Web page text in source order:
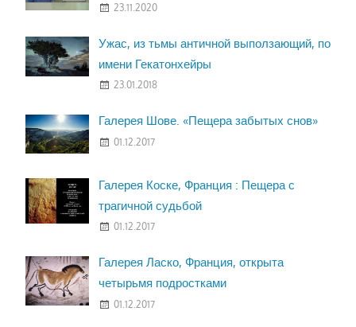
23.11.2020
Ужас, из тьмы античной выползающий, по
имени Гекатонхейры
23.01.2018
Галерея Шове. «Пещера забытых снов»
01.12.2017
Галерея Коске, Франция : Пещера с
трагичной судьбой
01.12.2017
Галерея Ласко, Франция, открыта
четырьмя подростками
01.12.2017